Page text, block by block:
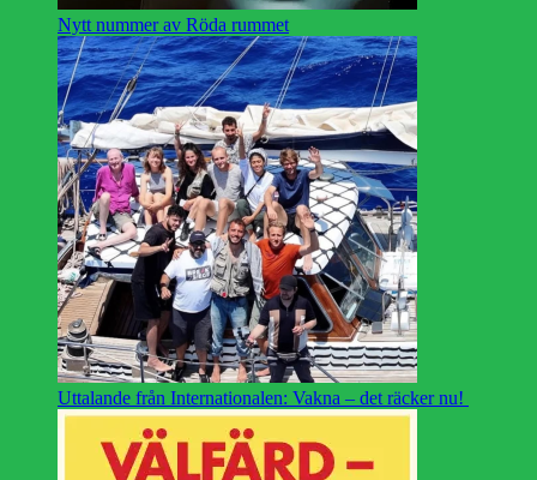
Nytt nummer av Röda rummet
Uttalande från Internationalen: Vakna – det räcker nu!